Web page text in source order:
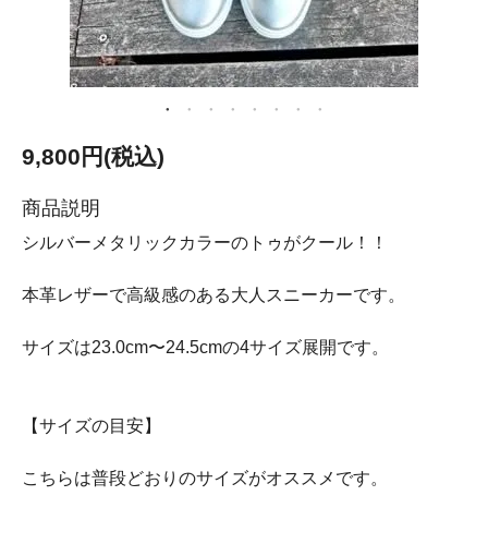
9,800円(税込)
商品説明
シルバーメタリックカラーのトゥがクール！！
本革レザーで高級感のある大人スニーカーです。
サイズは23.0cm〜24.5cmの4サイズ展開です。
【サイズの目安】
こちらは普段どおりのサイズがオススメです。